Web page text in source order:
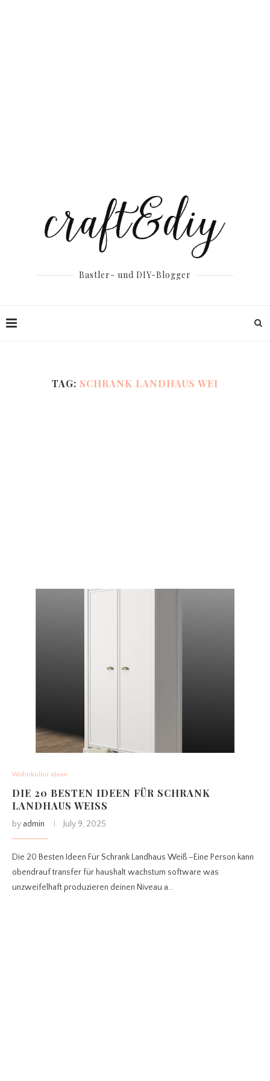
Bastler- und DIY-Blogger
TAG: SCHRANK LANDHAUS WEI
Wohnkultur ideen
DIE 20 BESTEN IDEEN FÜR SCHRANK
LANDHAUS WEISS
by admin July 9, 2025
Die 20 Besten Ideen Für Schrank Landhaus Weiß –Eine Person kann
obendrauf transfer für haushalt wachstum software was
unzweifelhaft produzieren deinen Niveau a…